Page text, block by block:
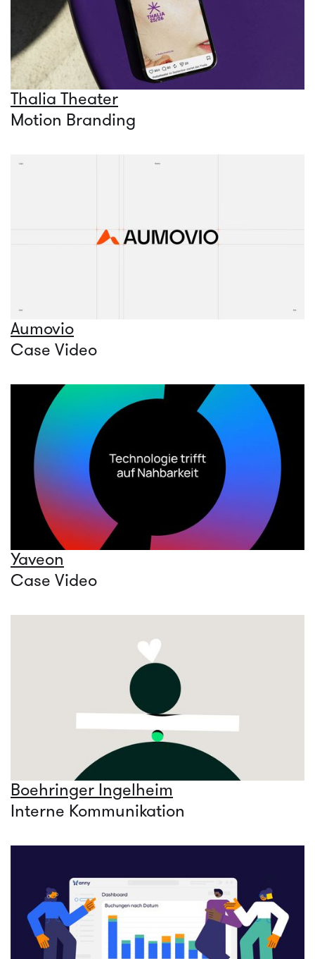
Thalia Theater
Motion Branding
Aumovio
Case Video
Yaveon
Case Video
Boehringer Ingelheim
Interne Kommunikation